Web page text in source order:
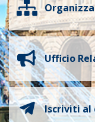
Ufficio
Iscriviti al